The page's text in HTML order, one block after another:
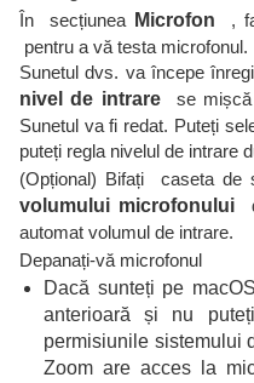
În secțiunea Microfon ,
pentru a vă testa microfonul.
Sunetul dvs. va începe
nivel de intrarese mișcă
Sunetul va fi redat. Puteți
puteți regla nivelul de intrare
(Opțional) Bifați caseta de
volumului microfonului
automat volumul de intrare.
Depanați-vă microfonul
Dacă sunteți pe
anterioară și nu
permisiunile sistemului
Zoom are acces la